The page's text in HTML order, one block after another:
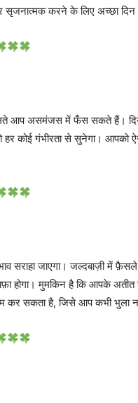
करने के लिए अच्छा दिन
आप असमंजस में फँस सकते हैं। दिन
हर कोई गंभीरता से सुनेगा। आपको
सराहा जाएगा। जल्दबाज़ी में
होगा। मुमकिन है कि आपके
कर सकता है, जिसे आप कभी भुला